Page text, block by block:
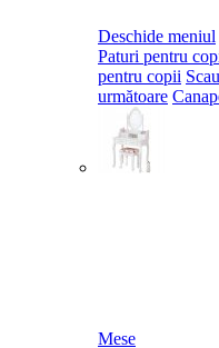
Deschide meniul
Paturi pentru
pentru copii
următoare
Mese